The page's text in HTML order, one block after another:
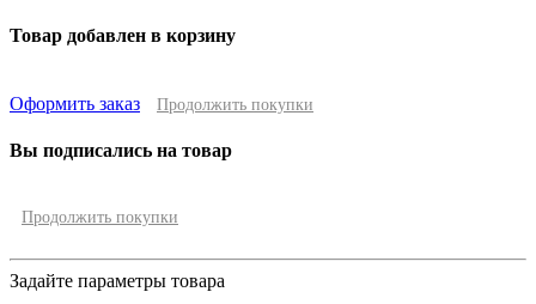
Товар добавлен в корзину
Оформить заказ Продолжить покупки
Вы подписались на товар
Продолжить покупки
Задайте параметры товара